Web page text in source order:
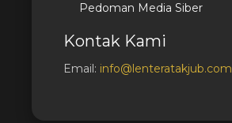
Pedoman Media Siber
Kontak Kami
Email: info@lenteratakjub.com